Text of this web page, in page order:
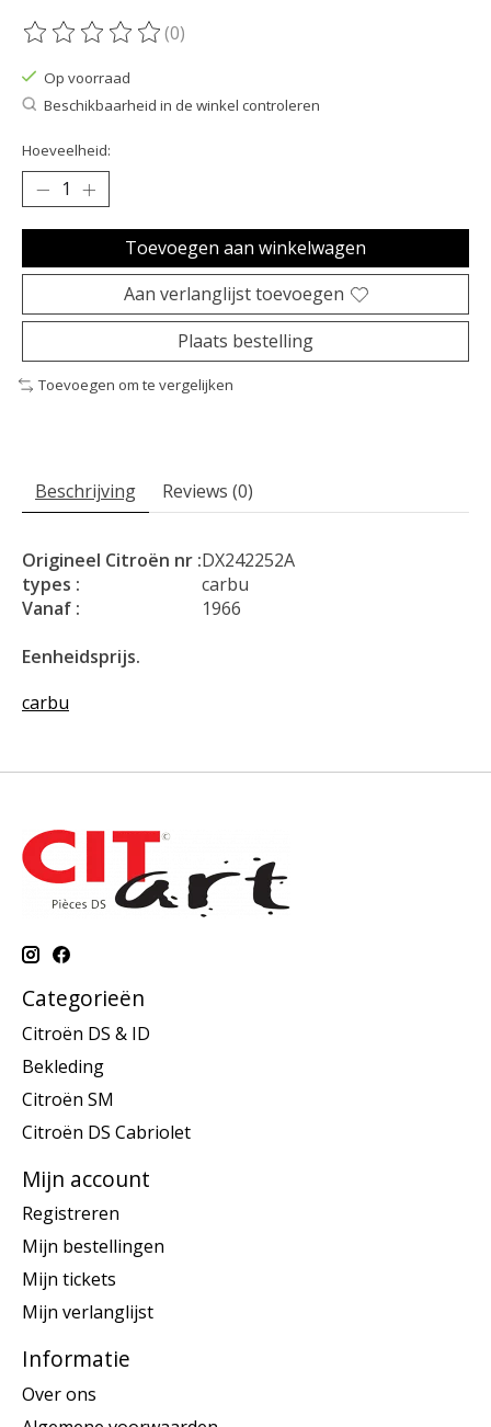
De beoordeling van dit product is
(0)
Op voorraad
Beschikbaarheid in de winkel controleren
Hoeveelheid:
Toevoegen aan winkelwagen
Aan verlanglijst toevoegen
Plaats bestelling
Toevoegen om te vergelijken
Beschrijving Reviews (0)
Origineel Citroën nr :DX242252A
types :
carbu
Vanaf :
1966
Eenheidsprijs.
carbu
Categorieën
Citroën DS & ID
Bekleding
Citroën SM
Citroën DS Cabriolet
Mijn account
Registreren
Mijn bestellingen
Mijn tickets
Mijn verlanglijst
Informatie
Over ons